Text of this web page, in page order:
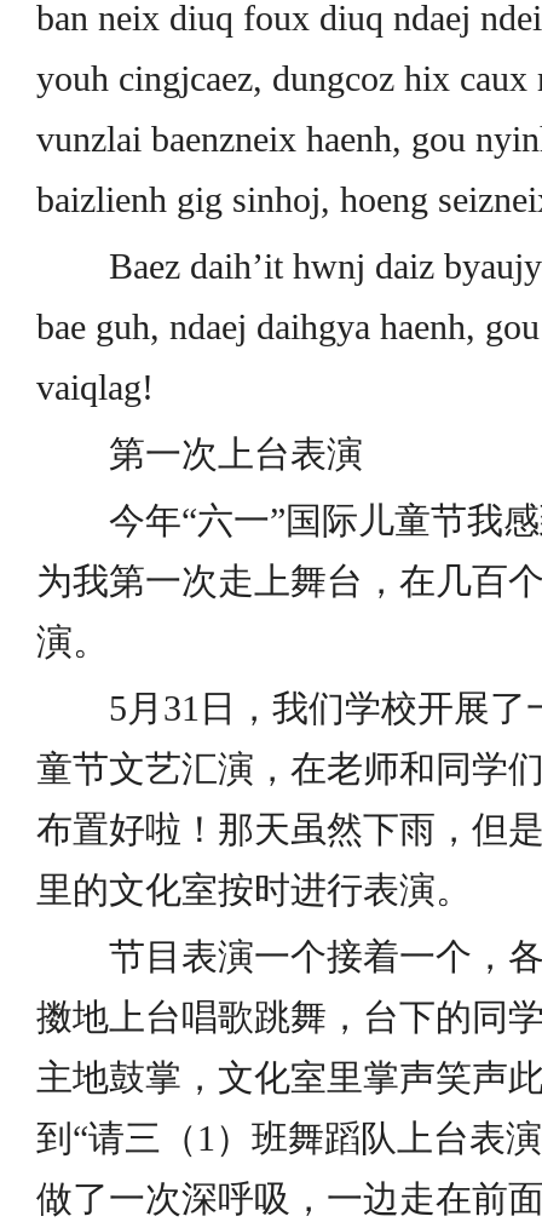
ban neix diuq foux diuq ndaej
youh cingjcaez, dungcoz hix
vunzlai baenzneix haenh, gou
baizlienh gig sinhoj, hoeng
Baez daih’it hwnj daiz
bae guh, ndaej daihgya haenh,
vaiqlag!
第一次上台表演
今年“六一”国际儿童节我感
为我第一次走上舞台，在几百
演。
5月31日，我们学校开展了
童节文艺汇演，在老师和同学
布置好啦！那天虽然下雨，但
里的文化室按时进行表演。
节目表演一个接着一个，各
擞地上台唱歌跳舞，台下的同
主地鼓掌，文化室里掌声笑声
到“请三（1）班舞蹈队上台表
做了一次深呼吸，一边走在前